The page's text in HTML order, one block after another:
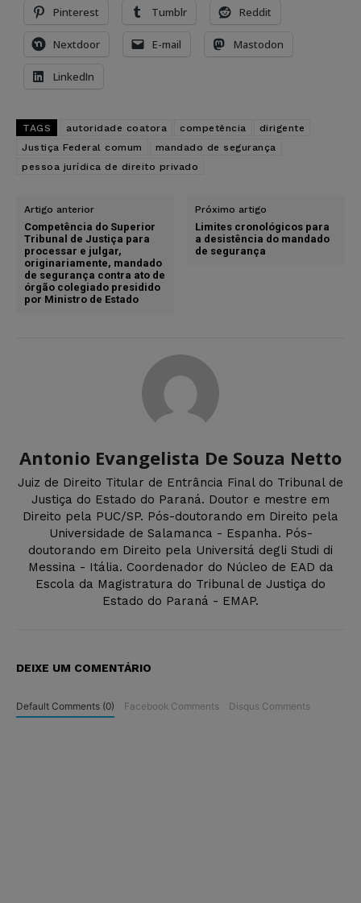
Pinterest Tumblr Reddit
Nextdoor E-mail Mastodon
LinkedIn
TAGS autoridade coatora competência
dirigente
Justiça Federal comum
mandado de segurança
pessoa jurídica de direito privado
Artigo anterior
Competência do Superior
Tribunal de Justiça para
processar e julgar,
originariamente, mandado
de segurança contra ato de
órgão colegiado presidido
por Ministro de Estado
Próximo artigo
Limites cronológicos para
a desistência do mandado
de segurança
Antonio Evangelista De Souza Netto
Juiz de Direito Titular de Entrância Final do Tribunal de
Justiça do Estado do Paraná. Doutor e mestre em
Direito pela PUC/SP. Pós-doutorando em Direito pela
Universidade de Salamanca - Espanha. Pós-
doutorando em Direito pela Universitá degli Studi di
Messina - Itália. Coordenador do Núcleo de EAD da
Escola da Magistratura do Tribunal de Justiça do
Estado do Paraná - EMAP.
DEIXE UM COMENTÁRIO
Default Comments (0) Facebook Comments Disqus Comments